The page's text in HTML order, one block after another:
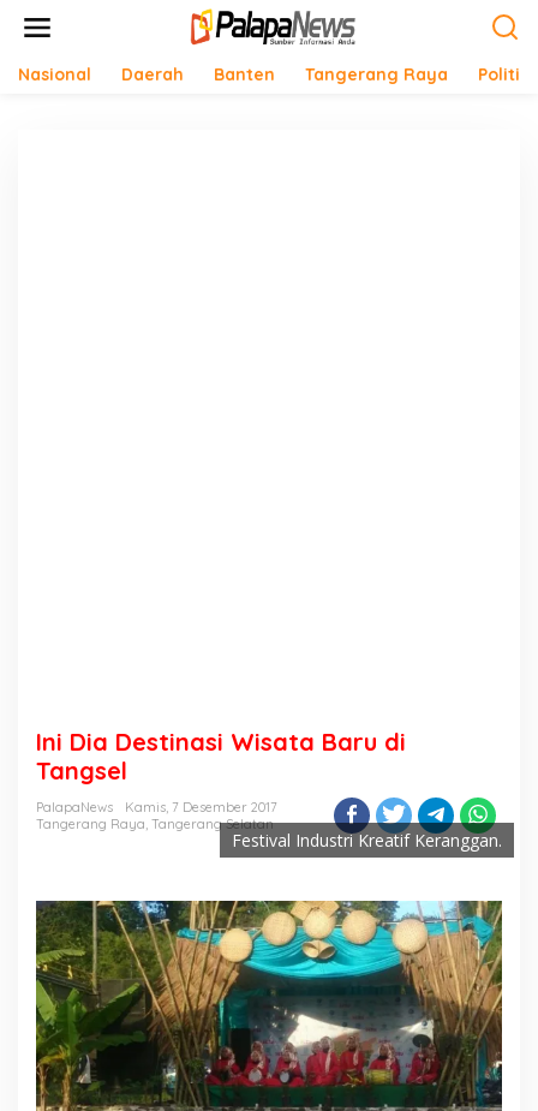
Nasional Daerah Banten Tangerang Raya Politik
Ini Dia Destinasi Wisata Baru di
Tangsel
PalapaNews
Kamis, 7 Desember 2017
Tangerang Raya, Tangerang Selatan
Festival Industri Kreatif Keranggan.